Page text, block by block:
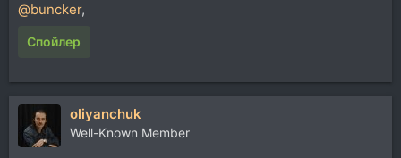
@buncker,
Спойлер
oliyanchuk
Well-Known Member